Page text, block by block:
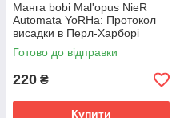
Манга bobi Mal'opus NieR
Automata YoRHa: Протокол
висадки в Перл-Харборі
українською мовою 1 M M
NRA 1
Готово до відправки
220 ₴
Купити